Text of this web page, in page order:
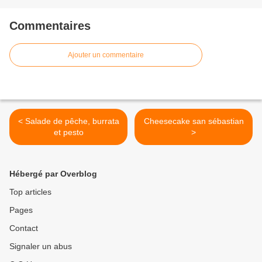
Commentaires
Ajouter un commentaire
< Salade de pêche, burrata
et pesto
Cheesecake san sébastian
>
Hébergé par Overblog
Top articles
Pages
Contact
Signaler un abus